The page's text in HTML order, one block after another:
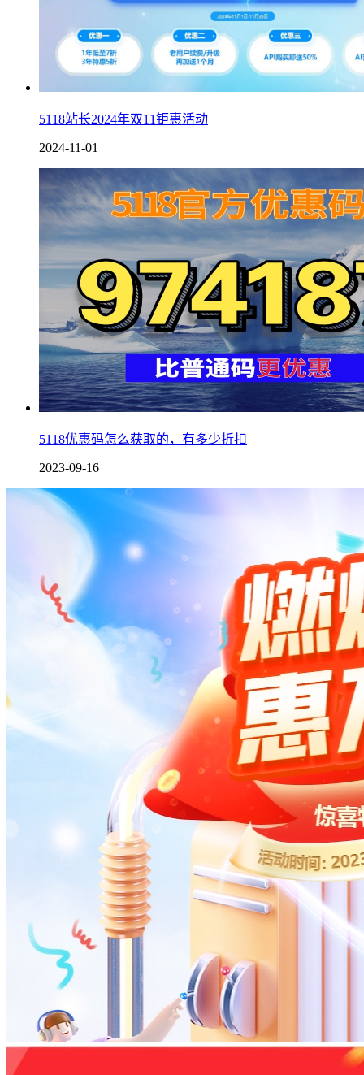
5118站长2024年双11钜惠活动
2024-11-01
5118优惠码怎么获取的，有多少折扣
2023-09-16